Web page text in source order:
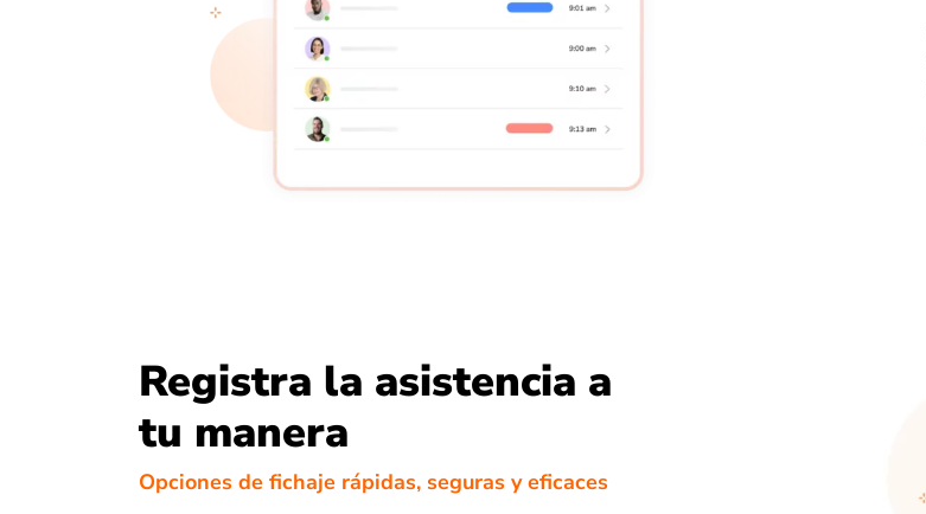
Registra la asistencia a
tu manera
Opciones de fichaje rápidas, seguras y eficaces